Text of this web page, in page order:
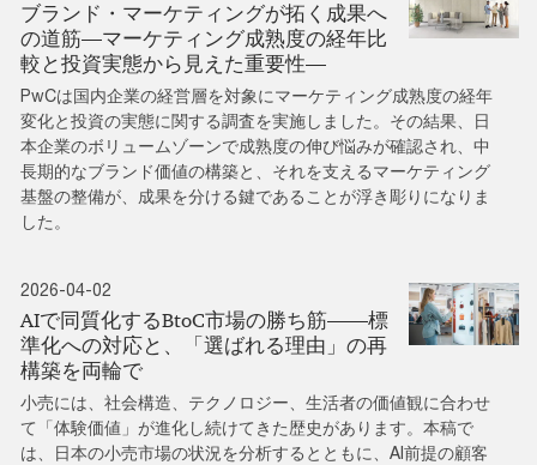
ブランド・マーケティングが拓く成果へ
の道筋―マーケティング成熟度の経年比
較と投資実態から見えた重要性―
PwCは国内企業の経営層を対象にマーケティング成熟度の経年
変化と投資の実態に関する調査を実施しました。その結果、日
本企業のボリュームゾーンで成熟度の伸び悩みが確認され、中
長期的なブランド価値の構築と、それを支えるマーケティング
基盤の整備が、成果を分ける鍵であることが浮き彫りになりま
した。
2026-04-02
AIで同質化するBtoC市場の勝ち筋――標
準化への対応と、「選ばれる理由」の再
構築を両輪で
小売には、社会構造、テクノロジー、生活者の価値観に合わせ
て「体験価値」が進化し続けてきた歴史があります。本稿で
は、日本の小売市場の状況を分析するとともに、AI前提の顧客